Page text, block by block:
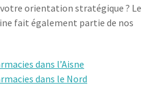
votre orientation stratégique ? Le
fait également partie de nos
dans l’Aisne
dans le Nord